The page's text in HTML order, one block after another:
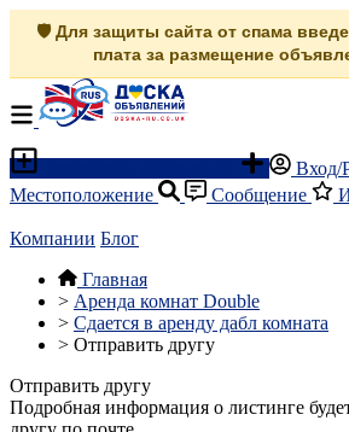
🛡️ Для защиты сайта от спама
плата за размещение
Вход/
Местоположение
Сообщение
Компании Блог
Главная
> Аренда комнат Double
> Сдается в аренду дабл комната
> Отправить другу
Отправить другу
Подробная информация о листинге